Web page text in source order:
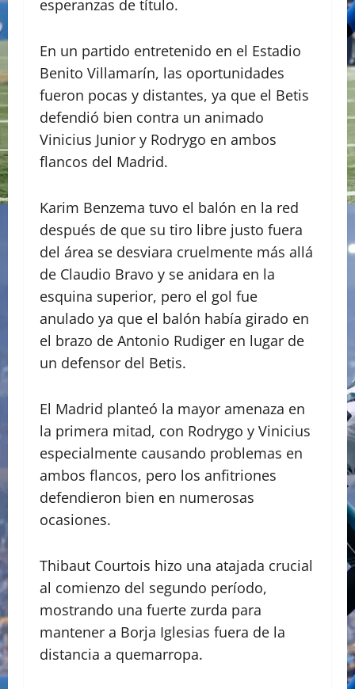
esperanzas de título.
En un partido entretenido en el Estadio
Benito Villamarín, las oportunidades
fueron pocas y distantes, ya que el Betis
defendió bien contra un animado
Vinicius Junior y Rodrygo en ambos
flancos del Madrid.
Karim Benzema tuvo el balón en la red
después de que su tiro libre justo fuera
del área se desviara cruelmente más allá
de Claudio Bravo y se anidara en la
esquina superior, pero el gol fue
anulado ya que el balón había girado en
el brazo de Antonio Rudiger en lugar de
un defensor del Betis.
El Madrid planteó la mayor amenaza en
la primera mitad, con Rodrygo y Vinicius
especialmente causando problemas en
ambos flancos, pero los anfitriones
defendieron bien en numerosas
ocasiones.
Thibaut Courtois hizo una atajada crucial
al comienzo del segundo período,
mostrando una fuerte zurda para
mantener a Borja Iglesias fuera de la
distancia a quemarropa.